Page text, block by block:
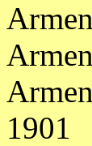
1901